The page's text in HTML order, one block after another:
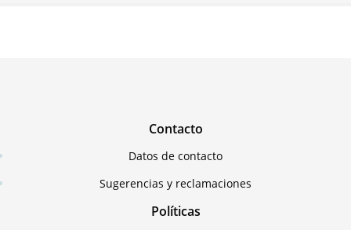
Contacto
Datos de contacto
Sugerencias y reclamaciones
Políticas